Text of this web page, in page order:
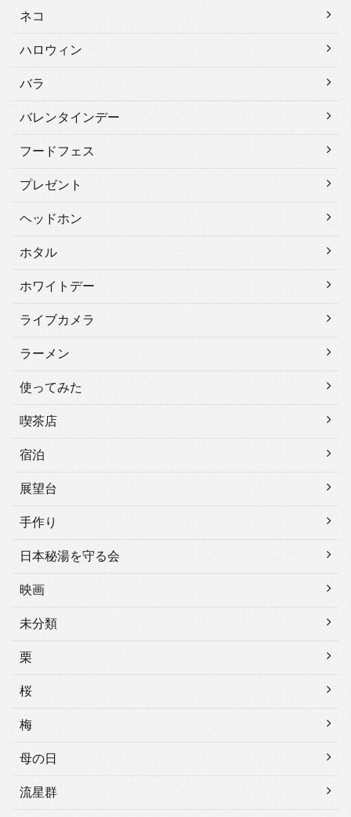
ネコ
ハロウィン
バラ
バレンタインデー
フードフェス
プレゼント
ヘッドホン
ホタル
ホワイトデー
ライブカメラ
ラーメン
使ってみた
喫茶店
宿泊
展望台
手作り
日本秘湯を守る会
映画
未分類
栗
桜
梅
母の日
流星群